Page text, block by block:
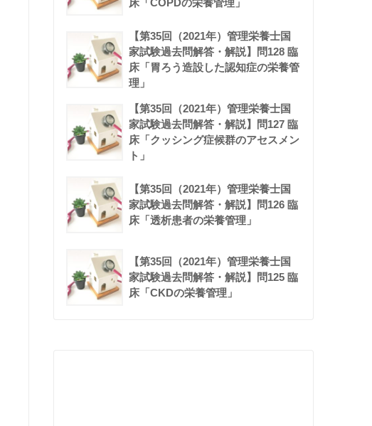
【第35回（2021年）管理栄養士国
家試験過去問解答・解説】問128 臨
床「胃ろう造設した認知症の栄養管
理」
【第35回（2021年）管理栄養士国
家試験過去問解答・解説】問127 臨
床「クッシング症候群のアセスメン
ト」
【第35回（2021年）管理栄養士国
家試験過去問解答・解説】問126 臨
床「透析患者の栄養管理」
【第35回（2021年）管理栄養士国
家試験過去問解答・解説】問125 臨
床「CKDの栄養管理」